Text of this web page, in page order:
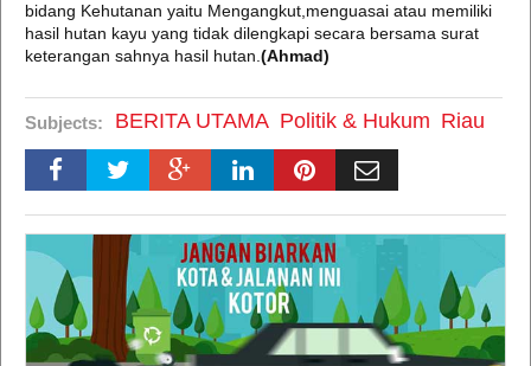
bidang Kehutanan yaitu Mengangkut,menguasai atau memiliki
hasil hutan kayu yang tidak dilengkapi secara bersama surat
keterangan sahnya hasil hutan. (Ahmad)
Subjects: BERITA UTAMA Politik & Hukum Riau